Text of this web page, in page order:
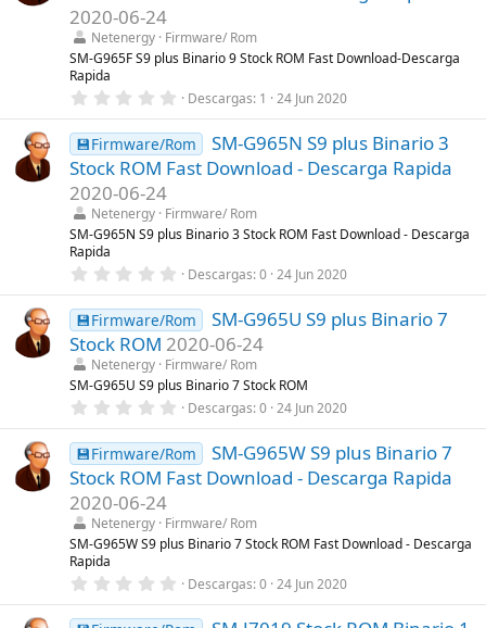
e
l
s
)
2020-06-24
Netenergy Firmware/ Rom
SM-G965F S9 plus Binario 9 Stock ROM Fast Download-Descarga
Rapida
0
0
0
e
s
e
l
s
)
Descargas 1 24 Jun 2020
💾Firmware/Rom
SM-G965N S9 plus Binario 3
Stock ROM Fast Download - Descarga Rapida
2020-06-24
Netenergy Firmware/ Rom
SM-G965N S9 plus Binario 3 Stock ROM Fast Download - Descarga
Rapida
0
0
0
e
s
t
r
e
l
a
(
s
)
Descargas 0 24 Jun 2020
💾Firmware/Rom
SM-G965U S9 plus Binario 7
Stock ROM 2020-06-24
Netenergy Firmware/ Rom
SM-G965U S9 plus Binario 7 Stock ROM
0
0
0
e
s
e
l
s
)
Descargas 0 24 Jun 2020
💾Firmware/Rom
SM-G965W S9 plus Binario 7
Stock ROM Fast Download - Descarga Rapida
2020-06-24
Netenergy Firmware/ Rom
SM-G965W S9 plus Binario 7 Stock ROM Fast Download - Descarga
Rapida
0
0
Descargas 0 24 Jun 2020